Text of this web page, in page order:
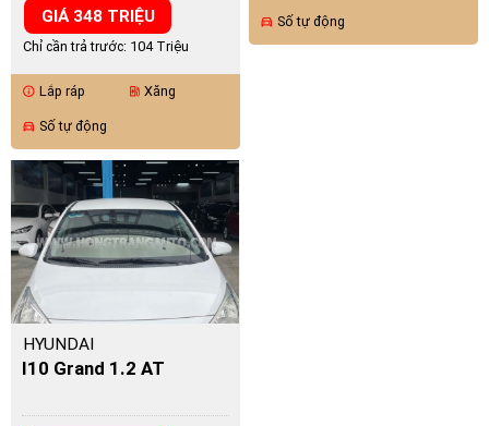
GIÁ 348 TRIỆU
Chỉ cần trả trước: 104 Triệu
info Lắp ráp ev_station Xăng
directions_car Số tự động
directions_car Số tự động
HYUNDAI
I10 Grand 1.2 AT